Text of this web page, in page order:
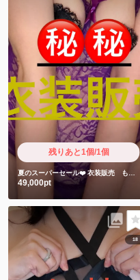
残りあと1個/1個
夏のスーパーセール❤️ 衣装販売 もちゅりん食べた時の衣装です❤️
49,000pt
18